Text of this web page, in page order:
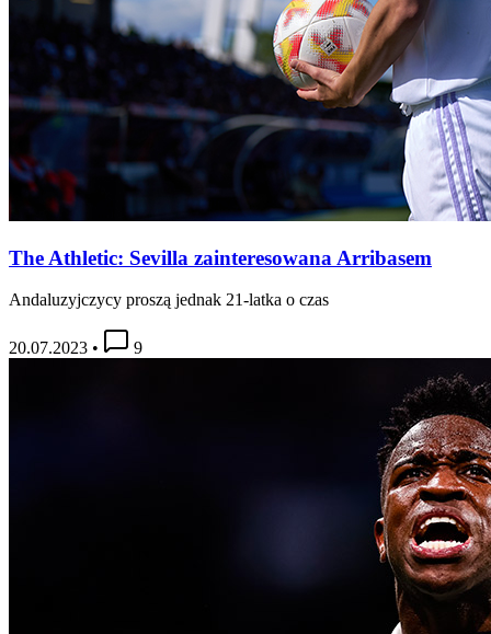
The Athletic: Sevilla zainteresowana Arribasem
Andaluzyjczycy proszą jednak 21-latka o czas
20.07.2023 • 9